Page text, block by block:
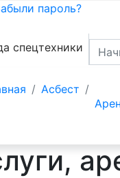
пароль?
спецтехники
Асбест